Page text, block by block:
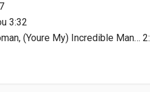
3:32
(Youre My) Incredible Man…